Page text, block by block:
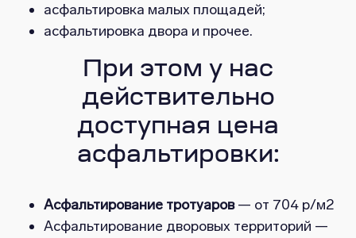
асфальтировка малых площадей;
асфальтировка двора и прочее.
При этом у нас
действительно
доступная цена
асфальтировки:
Асфальтирование тротуаров— от 704 р/м2
Асфальтирование дворовых территорий —